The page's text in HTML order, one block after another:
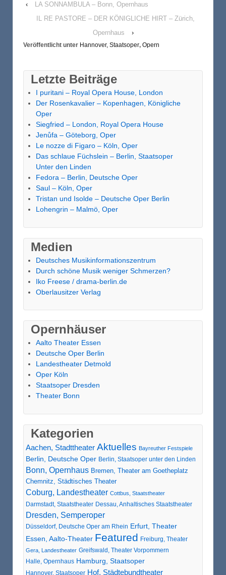
‹
LA SONNAMBULA – Bonn, Opernhaus
IL RE PASTORE – DER KÖNIGLICHE HIRT – Zürich,
Opernhaus
›
Veröffentlicht unter Hannover, Staatsoper, Opern
Letzte Beiträge
I puritani – Royal Opera House, London
Der Rosenkavalier – Kopenhagen, Königliche
Oper
Siegfried – London, Royal Opera House
Jenůfa – Göteborg, Oper
Le nozze di Figaro – Köln, Oper
Das schlaue Füchslein – Berlin, Staatsoper
Unter den Linden
Fedora – Berlin, Deutsche Oper
Saul – Köln, Oper
Tristan und Isolde – Deutsche Oper Berlin
Lohengrin – Malmö, Oper
Medien
Deutsches Musikinformationszentrum
Durch schöne Musik weniger Schmerzen?
Iko Freese / drama-berlin.de
Oberlausitzer Verlag
Opernhäuser
Aalto Theater Essen
Deutsche Oper Berlin
Landestheater Detmold
Oper Köln
Staatsoper Dresden
Theater Bonn
Kategorien
Aachen, Stadttheater Aktuelles Bayreuther Festspiele
Berlin, Deutsche Oper Berlin, Staatsoper unter den Linden
Bonn, Opernhaus Bremen, Theater am Goetheplatz
Chemnitz, Städtisches Theater
Coburg, Landestheater Cottbus, Staatstheater
Darmstadt, Staatstheater Dessau, Anhaltisches Staatstheater
Dresden, Semperoper
Düsseldorf, Deutsche Oper am Rhein Erfurt, Theater
Essen, Aalto-Theater Featured Freiburg, Theater
Gera, Landestheater Greifswald, Theater Vorpommern
Halle, Opernhaus Hamburg, Staatsoper
Hannover, Staatsoper Hof, Städtebundtheater